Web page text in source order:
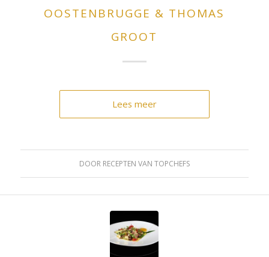
OOSTENBRUGGE & THOMAS
GROOT
Lees meer
DOOR RECEPTEN VAN TOPCHEFS